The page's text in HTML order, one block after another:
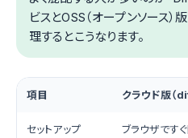
ビスとOSS（オープンソース）
理するとこうなります。
項目 クラウド版（
セットアップ ブラウザです